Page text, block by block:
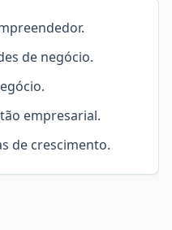
de negócio.
empresarial.
de crescimento.